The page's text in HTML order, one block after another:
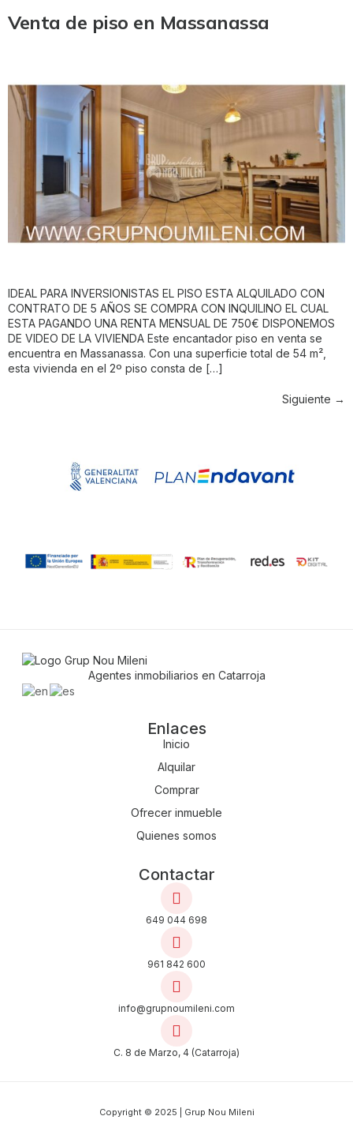
Venta de piso en Massanassa
IDEAL PARA INVERSIONISTAS EL PISO ESTA ALQUILADO CON
CONTRATO DE 5 AÑOS SE COMPRA CON INQUILINO EL CUAL
ESTA PAGANDO UNA RENTA MENSUAL DE 750€ DISPONEMOS
DE VIDEO DE LA VIVIENDA Este encantador piso en venta se
encuentra en Massanassa. Con una superficie total de 54 m²,
esta vivienda en el 2º piso consta de […]
Siguiente →
Agentes inmobiliarios en Catarroja
Enlaces
Inicio
Alquilar
Comprar
Ofrecer inmueble
Quienes somos
Contactar
649 044 698
961 842 600
info@grupnoumileni.com
C. 8 de Marzo, 4 (Catarroja)
Copyright © 2025 | Grup Nou Mileni